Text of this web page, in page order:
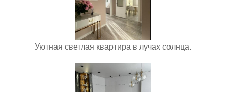
Уютная светлая квартира в лучах солнца.